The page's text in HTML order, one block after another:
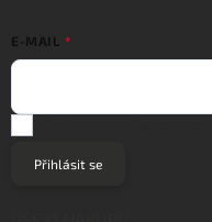
E-MAIL
Přihlásit se